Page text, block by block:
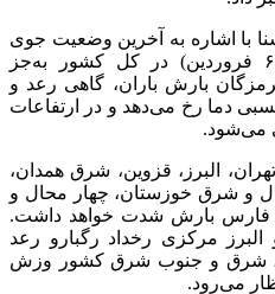
با اشاره به آخرین وضعیت جوی
استان ها اظهارکرد: دوشنبه (۶ فروردین) در کل کشور به‌جز
بارش باران، گاهی رعد و
دما رخ می‌دهد و در ارتفاعات
می‌شود.
البرز، قزوین، شرق همدان،
و شرق خوزستان، چهار محال و
و فارس بارش شدت خواهد داشت.
مرکزی رخداد رگبارو رعد
شرق و جنوب شرق کشور وزش
می‌رود.